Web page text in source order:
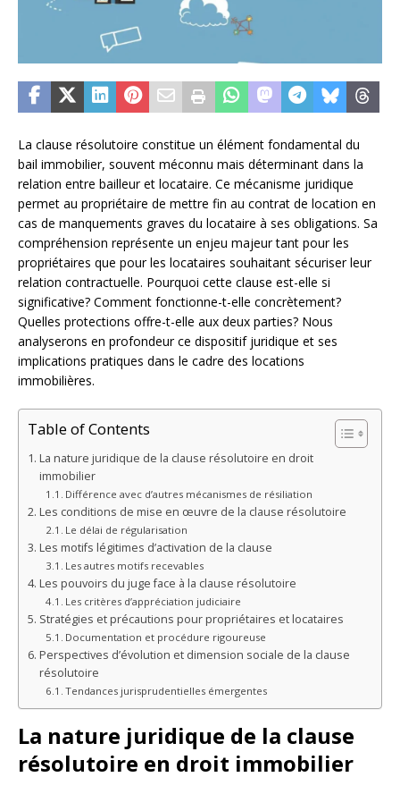
La clause résolutoire constitue un élément fondamental du
bail immobilier, souvent méconnu mais déterminant dans la
relation entre bailleur et locataire. Ce mécanisme juridique
permet au propriétaire de mettre fin au contrat de location en
cas de manquements graves du locataire à ses obligations. Sa
compréhension représente un enjeu majeur tant pour les
propriétaires que pour les locataires souhaitant sécuriser leur
relation contractuelle. Pourquoi cette clause est-elle si
significative? Comment fonctionne-t-elle concrètement?
Quelles protections offre-t-elle aux deux parties? Nous
analyserons en profondeur ce dispositif juridique et ses
implications pratiques dans le cadre des locations
immobilières.
Table of Contents
La nature juridique de la clause résolutoire en droit
immobilier
Différence avec d’autres mécanismes de résiliation
Les conditions de mise en œuvre de la clause résolutoire
Le délai de régularisation
Les motifs légitimes d’activation de la clause
Les autres motifs recevables
Les pouvoirs du juge face à la clause résolutoire
Les critères d’appréciation judiciaire
Stratégies et précautions pour propriétaires et locataires
Documentation et procédure rigoureuse
Perspectives d’évolution et dimension sociale de la clause
résolutoire
Tendances jurisprudentielles émergentes
La nature juridique de la clause
résolutoire en droit immobilier